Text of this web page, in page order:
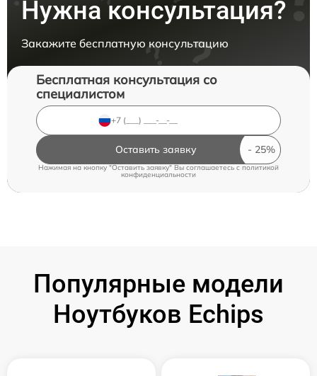
Нужна консультация?
Закажите бесплатную консультацию
Бесплатная консультация со
специалистом
Оставить заявку
Нажимая на кнопку "Оставить заявку" Вы соглашаетесь cполитикой
конфиденциальности
Популярные модели
Ноутбуков Echips